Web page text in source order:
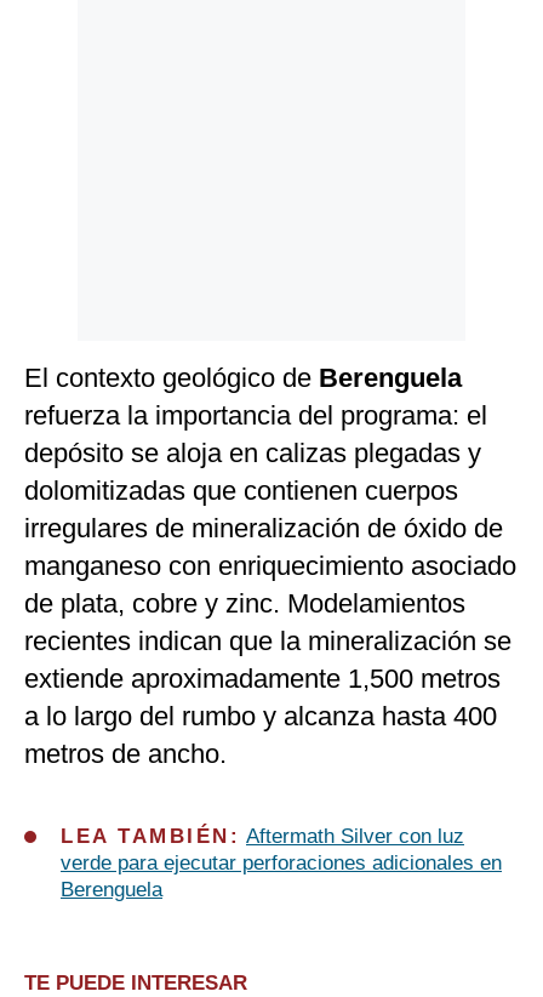
El contexto geológico de Berenguela
refuerza la importancia del programa: el
depósito se aloja en calizas plegadas y
dolomitizadas que contienen cuerpos
irregulares de mineralización de óxido de
manganeso con enriquecimiento asociado
de plata, cobre y zinc. Modelamientos
recientes indican que la mineralización se
extiende aproximadamente 1,500 metros
a lo largo del rumbo y alcanza hasta 400
metros de ancho.
LEA TAMBIÉN: Aftermath Silver con luz
verde para ejecutar perforaciones adicionales en
Berenguela
TE PUEDE INTERESAR